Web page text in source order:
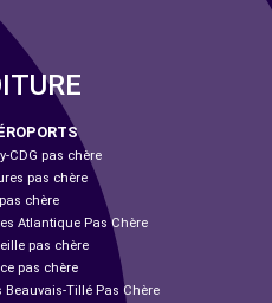
CDG pas chère
pas chère
chère
Atlantique Pas Chère
pas chère
pas chère
Beauvais-Tillé Pas Chère